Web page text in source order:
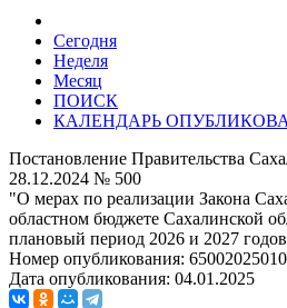
Сегодня
Неделя
Месяц
ПОИСК
КАЛЕНДАРЬ
Постановление Правительства
28.12.2024 № 500
"О мерах по реализации Закона
областном бюджете Сахалинской
плановый период 2026 и 2027
Номер опубликования:
Дата опубликования: 04.01.2025